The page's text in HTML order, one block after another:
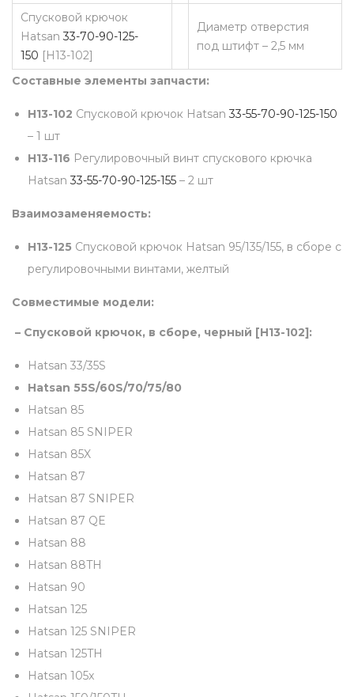
р
е
с
р
г
л
и
р
в
о
ч
ы
м
и
в
и
н
т
а
м
и
,
ч
е
р
н
ы
Спусковой крючок
Hatsan33-70-90-125-
150 [H13-102]
Диаметр отверстия
под штифт – 2,5 мм
Составные элементы запчасти:
H13-102 Спусковой крючок Hatsan33-55-70-90-125-150
– 1 шт
H13-116 Регулировочный винт спускового крючка
Hatsan33-55-70-90-125-155 – 2 шт
Взаимозаменяемость:
H13-125 Спусковой крючок Hatsan 95/135/155, в сборе с
регулировочными винтами, желтый
Совместимые модели:
– Спусковой крючок, в сборе, черный [H13-102]:
Hatsan 33/35S
Hatsan 55S/60S/70/75/80
Hatsan 85
Hatsan 85 SNIPER
Hatsan 85X
Hatsan 87
Hatsan 87 SNIPER
Hatsan 87 QE
Hatsan 88
Hatsan 88TH
Hatsan 90
Hatsan 125
Hatsan 125 SNIPER
Hatsan 125TH
Hatsan 105x